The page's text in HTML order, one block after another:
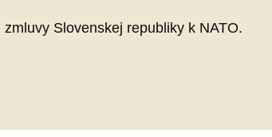
Slovenskej republiky k NATO.